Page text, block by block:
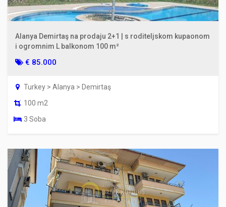
Alanya Demirtaş na prodaju 2+1 | s roditeljskom kupaonom
i ogromnim L balkonom 100 m²
€ 85.000
Turkey > Alanya > Demirtaş
100 m2
3 Soba